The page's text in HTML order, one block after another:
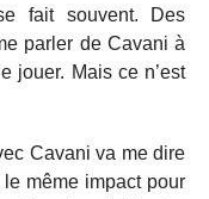
fait souvent. Des
parler de Cavani à
jouer. Mais ce n’est
Cavani va me dire
le même impact pour